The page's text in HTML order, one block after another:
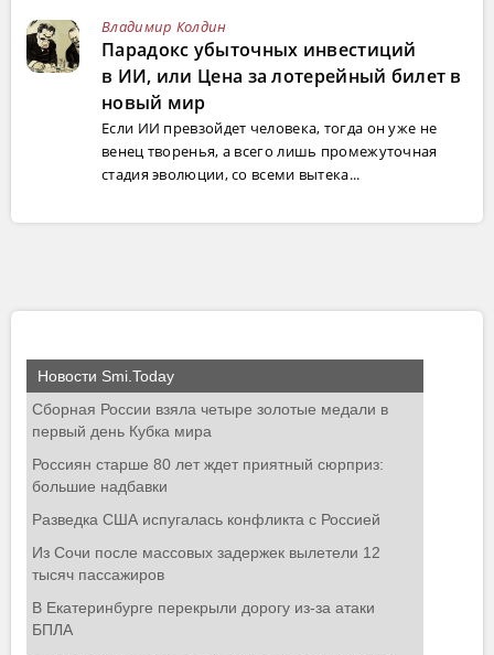
Владимир Колдин
Парадокс убыточных инвестиций
в ИИ, или Цена за лотерейный билет в
новый мир
Если ИИ превзойдет человека, тогда он уже не
венец творенья, а всего лишь промежуточная
стадия эволюции, со всеми вытека...